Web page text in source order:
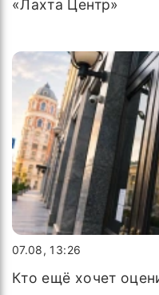
«Лахта Центр»
07.08, 13:26
Кто ещё хочет